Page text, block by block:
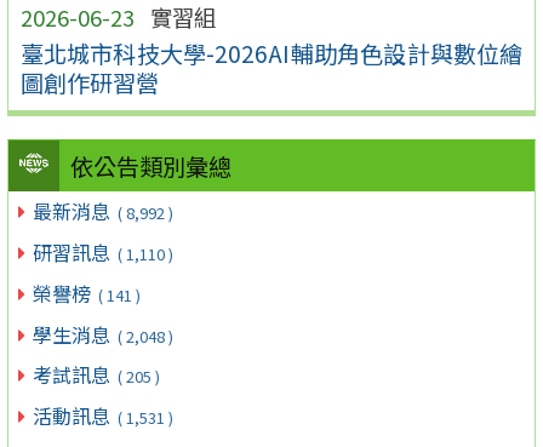
2026-06-23 實習組
臺北城市科技大學-2026AI輔助角色設計與數位繪
圖創作研習營
依公告類別彙總
最新消息 ( 8,992 )
研習訊息 ( 1,110 )
榮譽榜 ( 141 )
學生消息 ( 2,048 )
考試訊息 ( 205 )
活動訊息 ( 1,531 )